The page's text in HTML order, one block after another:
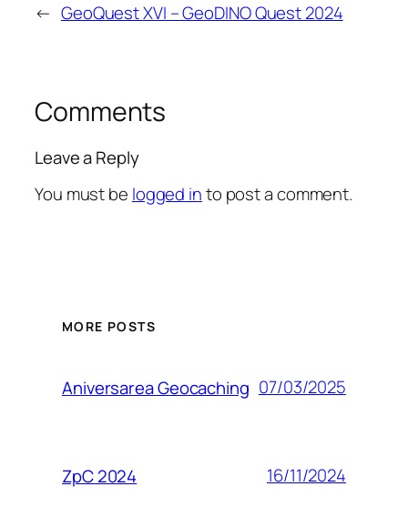
← GeoQuest XVI – GeoDINO Quest 2024
Comments
Leave a Reply
You must be logged into post a comment.
MORE POSTS
Aniversarea Geocaching 07/03/2025
ZpC 2024 16/11/2024